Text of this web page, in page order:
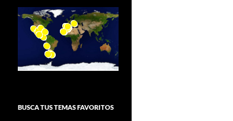
BUSCA TUS TEMAS FAVORITOS